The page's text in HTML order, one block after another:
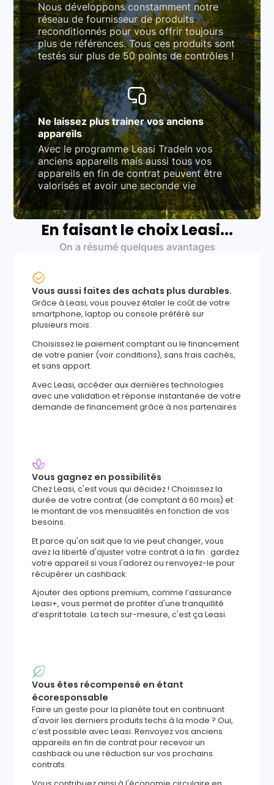
Nous développons constamment notre
réseau de fournisseur de produits
reconditionnés pour vous offrir toujours
plus de références. Tous ces produits sont
testés sur plus de 50 points de contrôles !
Ne laissez plus trainer vos anciens
appareils
Avec le programme Leasi TradeIn vos
anciens appareils mais aussi tous vos
appareils en fin de contrat peuvent être
valorisés et avoir une seconde vie
En faisant le choix Leasi...
On a résumé quelques avantages
Vous aussi faites des achats plus durables.
Grâce à Leasi, vous pouvez étaler le coût de votre
smartphone, laptop ou console préféré sur
plusieurs mois.
Choisissez le paiement comptant ou le financement
de votre panier (voir conditions), sans frais cachés,
et sans apport.
Avec Leasi, accéder aux dernières technologies
avec une validation et réponse instantanée de votre
demande de financement grâce à nos partenaires
Vous gagnez en possibilités
Chez Leasi, c'est vous qui décidez ! Choisissez la
durée de votre contrat (de comptant à 60 mois) et
le montant de vos mensualités en fonction de vos
besoins.
Et parce qu'on sait que la vie peut changer, vous
avez la liberté d'ajuster votre contrat à la fin : gardez
votre appareil si vous l'adorez ou renvoyez-le pour
récupérer un cashback.
Ajouter des options premium, comme l’assurance
Leasi+, vous permet de profiter d'une tranquillité
d’esprit totale. La tech sur-mesure, c'est ça Leasi.
Vous êtes récompensé en étant
écoresponsable
Faire un geste pour la planète tout en continuant
d'avoir les derniers produits techs à la mode ? Oui,
c’est possible avec Leasi. Renvoyez vos anciens
appareils en fin de contrat pour recevoir un
cashback ou une réduction sur vos prochains
contrats.